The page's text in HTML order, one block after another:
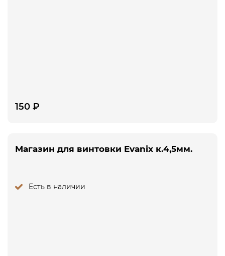
150 ₽
Магазин для винтовки Evanix к.4,5мм.
Есть в наличии